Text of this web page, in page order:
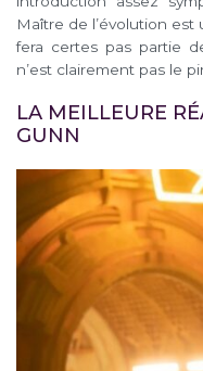
Maître de l’évolution
fera certes pas partie
n’est clairement pas le
LA MEILLEURE
GUNN